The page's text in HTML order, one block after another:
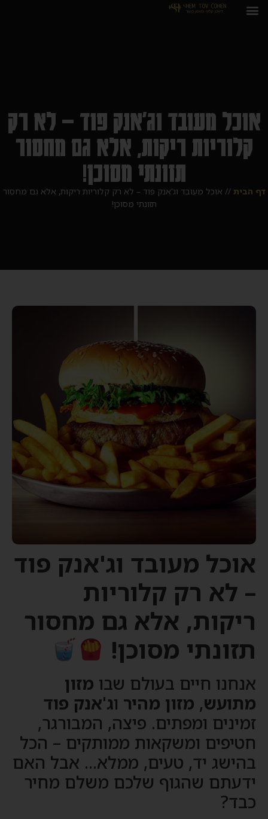
אוכל מעובד וג'אנק פוד – לא רק
קלוריות ריקות, אלא גם מחסור
תזונתי מסוכן!
דף הבית // אוכל מעובד וג'אנק פוד – לא רק קלוריות ריקות, אלא גם מחסור
תזונתי מסוכן!
אוכל מעובד וג'אנק פוד
– לא רק קלוריות
ריקות, אלא גם מחסור
תזונתי מסוכן!
אנחנו חיים בעולם שבו מזון
מתועש, מזון מהיר וג'אנק פוד
זמינים ומפתים. פיצה, המבורגר,
חטיפים ומשקאות ממותקים – הכל
בהישג יד, טעים, ממלא… אבל האם
ידעתם שהגוף שלכם משלם מחיר
כבד?